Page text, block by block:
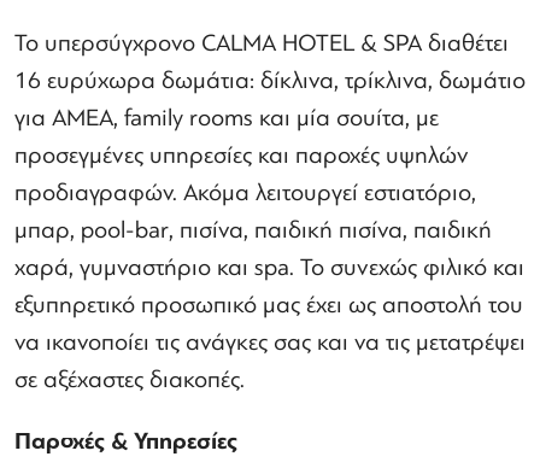
Το υπερσύγχρονο CALMA HOTEL & SPA διαθέτει
16 ευρύχωρα δωμάτια: δίκλινα, τρίκλινα, δωμάτιο
για ΑΜΕΑ, family rooms και μία σουίτα, με
προσεγμένες υπηρεσίες και παροχές υψηλών
προδιαγραφών. Ακόμα λειτουργεί εστιατόριο,
μπαρ, pool-bar, πισίνα, παιδική πισίνα, παιδική
χαρά, γυμναστήριο και spa. Το συνεχώς φιλικό και
εξυπηρετικό προσωπικό μας έχει ως αποστολή του
να ικανοποίει τις ανάγκες σας και να τις μετατρέψει
σε αξέχαστες διακοπές.
Παροχές & Υπηρεσίες